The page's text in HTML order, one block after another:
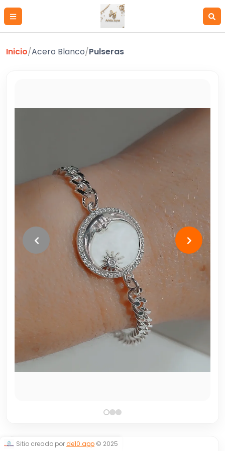
Inicio/Acero Blanco/Pulseras
Sitio creado porde10.app © 2025